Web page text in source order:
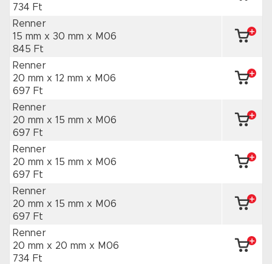
734 Ft
Renner
15 mm x 30 mm x M06
845 Ft
Renner
20 mm x 12 mm x M06
697 Ft
Renner
20 mm x 15 mm x M06
697 Ft
Renner
20 mm x 15 mm x M06
697 Ft
Renner
20 mm x 15 mm x M06
697 Ft
Renner
20 mm x 20 mm x M06
734 Ft